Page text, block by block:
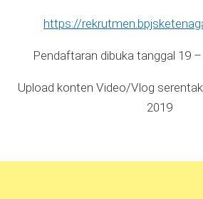
https://
Pendaftaran dibuka tanggal 19
Upload konten Video/Vlog
2019